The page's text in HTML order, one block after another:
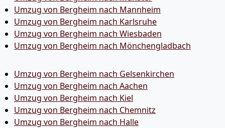
Umzug von Bergheim nach Mannheim
Umzug von Bergheim nach Karlsruhe
Umzug von Bergheim nach Wiesbaden
Umzug von Bergheim nach Mönchen­gladbach
Umzug von Bergheim nach Gelsenkirchen
Umzug von Bergheim nach Aachen
Umzug von Bergheim nach Kiel
Umzug von Bergheim nach Chemnitz
Umzug von Bergheim nach Halle